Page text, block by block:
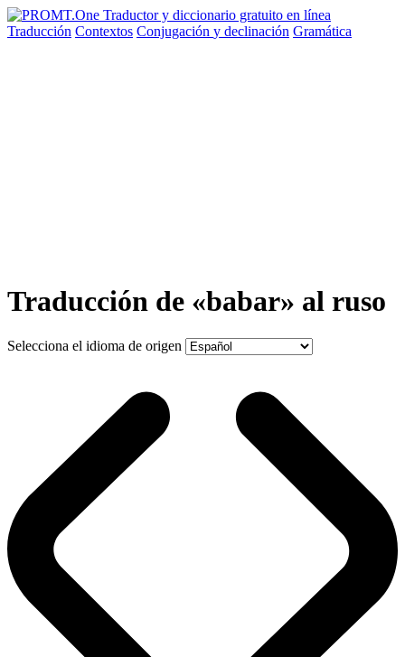
Traducción Contextos Conjugación y declinación Gramática
Traducción de «babar» al ruso
Selecciona el idioma de origen